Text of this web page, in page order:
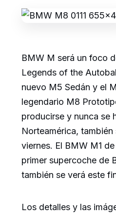
BMW M será un foco
Legends of the
nuevo M5 Sedán y el
legendario M8
producirse y nunca se
Norteamérica, también
viernes. El BMW M1
primer supercoche de
también se verá este
Los detalles y las